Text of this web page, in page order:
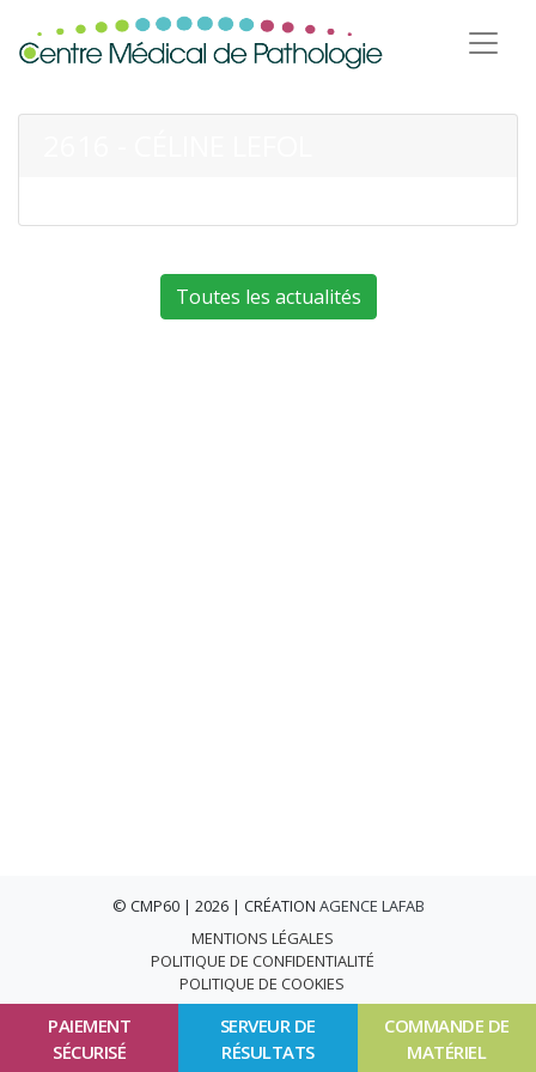
PAIEMENT
SÉCURISÉ
SERVEUR DE
RÉSULTATS
COMMANDE DE
MATÉRIEL
Toutes les actualités
© CMP60 | 2026 | CRÉATION AGENCE LAFAB
MENTIONS LÉGALES
POLITIQUE DE CONFIDENTIALITÉ
POLITIQUE DE COOKIES